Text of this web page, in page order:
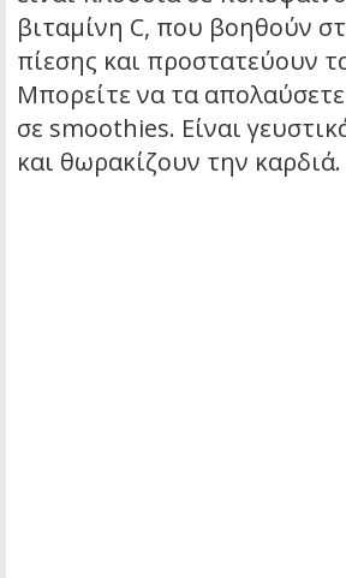
βιταμίνη C, που βοηθούν
πίεσης και προστατεύουν
Μπορείτε να τα
σε smoothies. Είναι
και θωρακίζουν την καρδιά.